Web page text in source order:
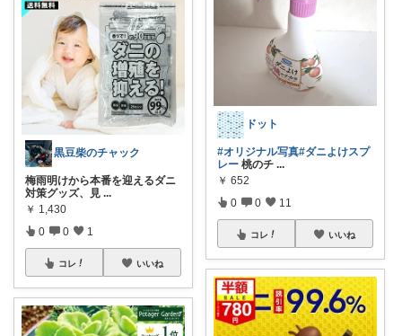
黒豆柴のチャック
梅雨明けから本番を迎えるダニ
対策グッズ、見 ...
￥ 1,430
0 0 1
コレ いいね
ドット
#オリジナル写真#ダニよけスプ
レー 桃のチ ...
￥ 652
0 0 11
コレ いいね